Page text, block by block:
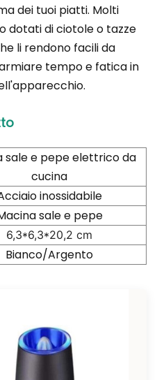
dei tuoi piatti. Molti
dotati di ciotole o tazze
li rendono facili da
tempo e fatica in
sale e pepe elettrico da
cucina
inossidabile
sale e pepe
6,3*6,3*20,2 cm
Bianco/Argento